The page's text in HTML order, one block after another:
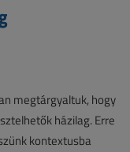
megtárgyaltuk, hogy
házilag. Erre
kontextusba